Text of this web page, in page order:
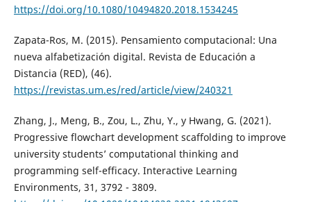
https://doi.org/10.1080/10494820.2018.1534245
Zapata-Ros, M. (2015). Pensamiento computacional: Una
nueva alfabetización digital. Revista de Educación a
Distancia (RED), (46).
https://revistas.um.es/red/article/view/240321
Zhang, J., Meng, B., Zou, L., Zhu, Y., y Hwang, G. (2021).
Progressive flowchart development scaffolding to improve
university students’ computational thinking and
programming self-efficacy. Interactive Learning
Environments, 31, 3792 - 3809.